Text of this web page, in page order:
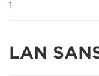
1
LAN